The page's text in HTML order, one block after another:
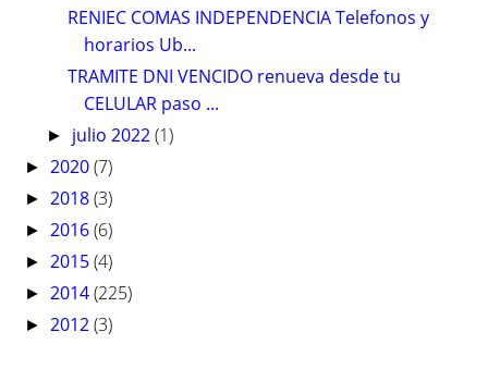
RENIEC COMAS INDEPENDENCIA Telefonos y
horarios Ub...
TRAMITE DNI VENCIDO renueva desde tu
CELULAR paso ...
► julio 2022(1)
►2020(7)
►2018(3)
►2016(6)
►2015(4)
►2014(225)
►2012(3)